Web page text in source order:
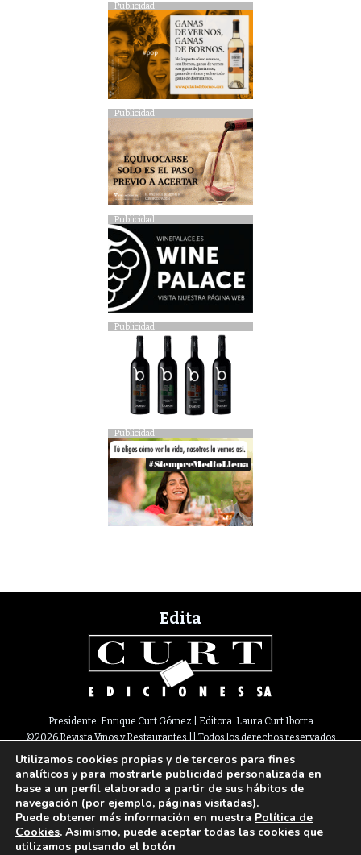
Publicidad
Publicidad
Publicidad
Publicidad
Publicidad
Edita
Presidente: Enrique Curt Gómez | Editora: Laura Curt Iborra
©2026 Revista Vinos y Restaurantes || Todos los derechos reservados
Newsletter Nota legal Política de Cookies Suscripción
Contacto
Paseo de Gracia, 63. 1º 2ª. 08008 Barcelona |933 180 101¦ Fax 933 183 505
Select Language ▼
Utilizamos cookies propias y de terceros para fines
analíticos y para mostrarle publicidad personalizada en
base a un perfil elaborado a partir de sus hábitos de
navegación (por ejemplo, páginas visitadas).
Puede obtener más información en nuestra Política de
Cookies. Asimismo, puede aceptar todas las cookies que
utilizamos pulsando el botón